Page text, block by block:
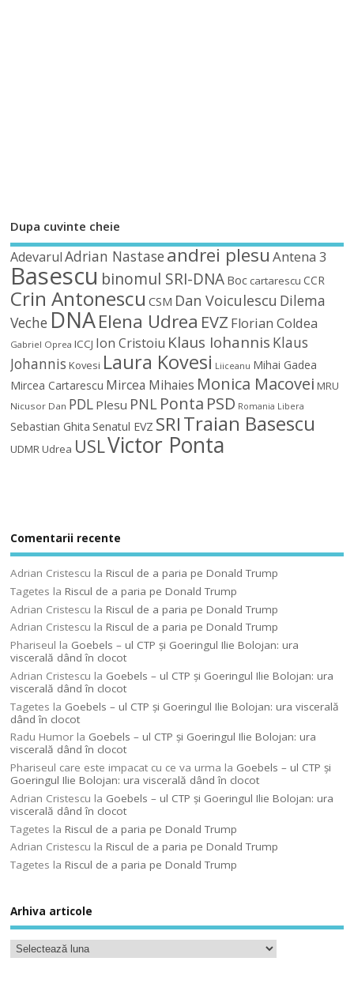
Dupa cuvinte cheie
Adevarul Adrian Nastaseandrei plesuAntena 3
Basescu binomul SRI-DNA Boc cartarescu CCR
Crin Antonescu CSM Dan Voiculescu Dilema
Veche DNAElena Udrea EVZ Florian Coldea
Gabriel Oprea ICCJ Ion Cristoiu Klaus Iohannis Klaus
Johannis Kovesi Laura Kovesi Liiceanu Mihai Gadea
Mircea Cartarescu Mircea Mihaies Monica Macovei MRU
Nicusor Dan PDL Plesu PNL Ponta PSD Romania Libera
Sebastian Ghita Senatul EVZ SRITraian Basescu
UDMRUdrea USLVictor Ponta
Comentarii recente
Adrian Cristescu laRiscul de a paria pe Donald Trump
Tagetes laRiscul de a paria pe Donald Trump
Adrian Cristescu laRiscul de a paria pe Donald Trump
Adrian Cristescu laRiscul de a paria pe Donald Trump
Phariseul la Goebels – ul CTP şi Goeringul Ilie Bolojan: ura
viscerală dând în clocot
Adrian Cristescu la Goebels – ul CTP şi Goeringul Ilie Bolojan: ura
viscerală dând în clocot
Tagetes la Goebels – ul CTP şi Goeringul Ilie Bolojan: ura viscerală
dând în clocot
Radu Humor la Goebels – ul CTP şi Goeringul Ilie Bolojan: ura
viscerală dând în clocot
Phariseul care este impacat cu ce va urma la Goebels – ul CTP şi
Goeringul Ilie Bolojan: ura viscerală dând în clocot
Adrian Cristescu la Goebels – ul CTP şi Goeringul Ilie Bolojan: ura
viscerală dând în clocot
Tagetes laRiscul de a paria pe Donald Trump
Adrian Cristescu laRiscul de a paria pe Donald Trump
Tagetes laRiscul de a paria pe Donald Trump
Arhiva articole